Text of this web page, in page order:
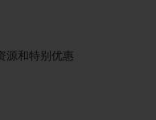
源和特别优惠